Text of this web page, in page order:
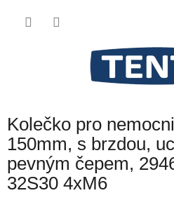
Kolečko pro
150mm, s brzdou,
pevným čepem,
32S30 4xM6